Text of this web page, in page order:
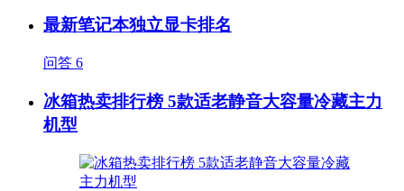
最新笔记本独立显卡排名
问答 6
冰箱热卖排行榜 5款适老静音大容量冷藏主力
机型